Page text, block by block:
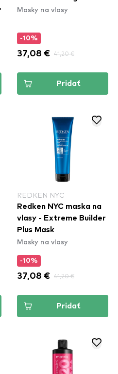
Express Anti-Brass
Masky na vlasy
-10%
37,08 € 41,20 €
Pridať
REDKEN NYC
Redken NYC maska na
vlasy - Extreme Builder
Plus Mask
Masky na vlasy
-10%
37,08 € 41,20 €
Pridať